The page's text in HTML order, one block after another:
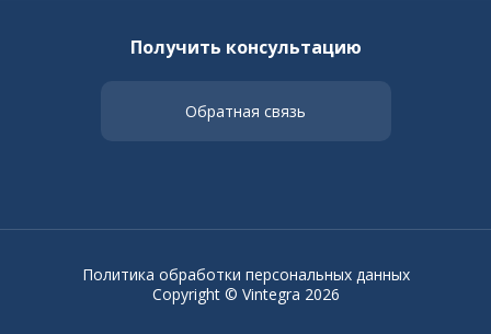
Получить консультацию
Обратная связь
Copyright © Vintegra 2026
Политика обработки персональных данных